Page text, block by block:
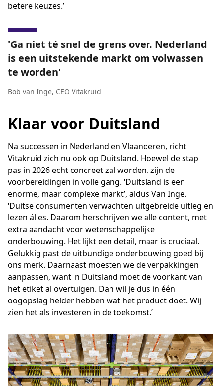
betere keuzes.’
Ga niet té snel de grens over. Nederland
is een uitstekende markt om volwassen
te worden
Bob van Inge, CEO Vitakruid
Klaar voor Duitsland
Na successen in Nederland en Vlaanderen, richt
Vitakruid zich nu ook op Duitsland. Hoewel de stap
pas in 2026 echt concreet zal worden, zijn de
voorbereidingen in volle gang. ‘Duitsland is een
enorme, maar complexe markt’, aldus Van Inge.
‘Duitse consumenten verwachten uitgebreide uitleg en
lezen álles. Daarom herschrijven we alle content, met
extra aandacht voor wetenschappelijke
onderbouwing. Het lijkt een detail, maar is cruciaal.
Gelukkig past de uitbundige onderbouwing goed bij
ons merk. Daarnaast moesten we de verpakkingen
aanpassen, want in Duitsland moet de voorkant van
het etiket al overtuigen. Dan wil je dus in één
oogopslag helder hebben wat het product doet. Wij
zien het als investeren in de toekomst.’